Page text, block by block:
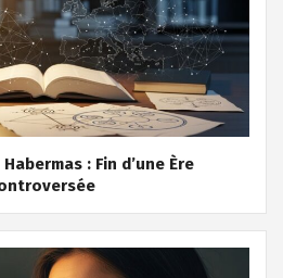
: Fin d’une Ère